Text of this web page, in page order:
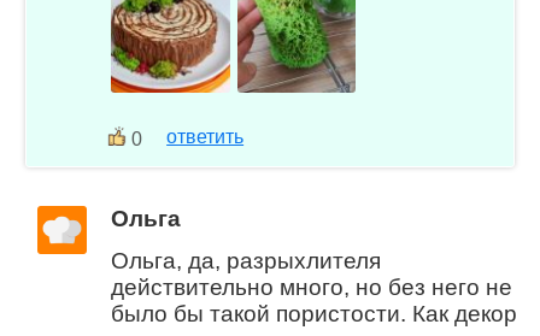
0 ответить
Ольга
Ольга, да, разрыхлителя
действительно много, но без него не
было бы такой пористости. Как декор